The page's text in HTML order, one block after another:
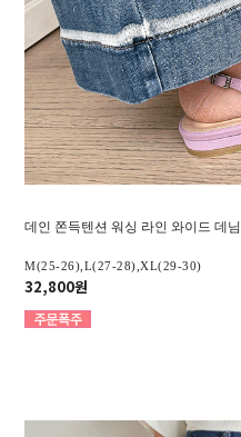
데인 쫀득텐션 워싱 라인 와이드 데님
M(25-26),L(27-28),XL(29-30)
32,800원